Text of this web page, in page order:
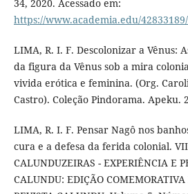
34, 2020. Acessado em:
https://www.academia.edu/42833189/
LIMA, R. I. F. Descolonizar a Vênus:
da figura da Vênus sob a mira
vivida erótica e feminina. (Org.
Castro). Coleção Pindorama. Apeku.
LIMA, R. I. F. Pensar Nagô nos
cura e a defesa da ferida colonial. VII
CALUNDUZEIRAS - EXPERIÊNCIA E
CALUNDU: EDIÇÃO